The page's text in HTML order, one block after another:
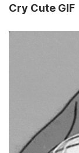
Cry Cute GIF